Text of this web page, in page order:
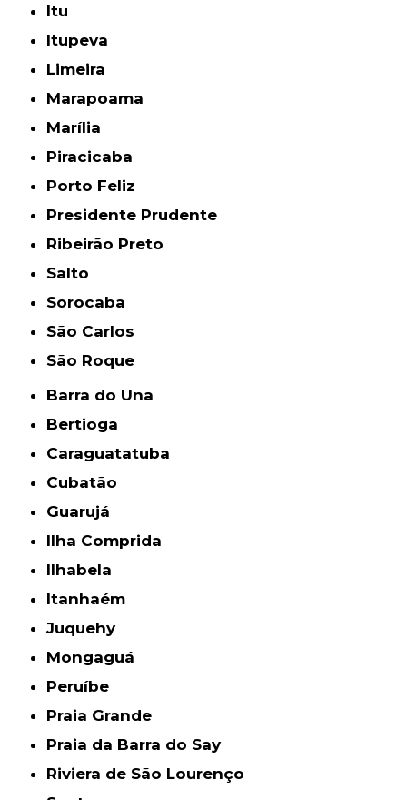
Itu
Itupeva
Limeira
Marapoama
Marília
Piracicaba
Porto Feliz
Presidente Prudente
Ribeirão Preto
Salto
Sorocaba
São Carlos
São Roque
Barra do Una
Bertioga
Caraguatatuba
Cubatão
Guarujá
Ilha Comprida
Ilhabela
Itanhaém
Juquehy
Mongaguá
Peruíbe
Praia Grande
Praia da Barra do Say
Riviera de São Lourenço